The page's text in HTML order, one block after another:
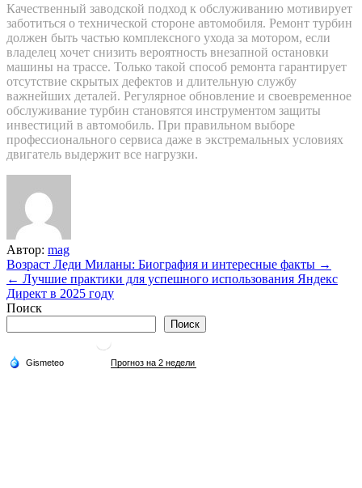
Качественный заводской подход к обслуживанию мотивирует
заботиться о технической стороне автомобиля. Ремонт турбин
должен быть частью комплексного ухода за мотором, если
владелец хочет снизить вероятность внезапной остановки
машины на трассе. Только такой способ ремонта гарантирует
отсутствие скрытых дефектов и длительную службу
важнейших деталей. Регулярное обновление и своевременное
обслуживание турбин становятся инструментом защиты
инвестиций в автомобиль. При правильном выборе
профессионального сервиса даже в экстремальных условиях
двигатель выдержит все нагрузки.
Автор: mag
Навигация
по
записям
Возраст Леди Миланы: Биография и интересные факты →
← Лучшие практики для успешного использования Яндекс
Директ в 2025 году
Поиск
Поиск